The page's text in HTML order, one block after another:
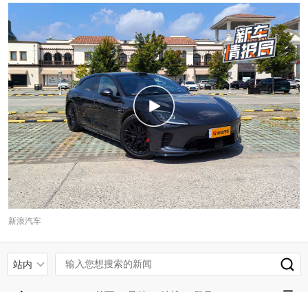
新浪汽车
站内